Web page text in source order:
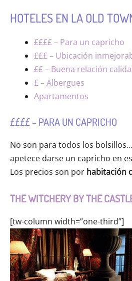
HOTELES EN LA OLD
££££ – Para un capricho
£££ – Ubicación
££ – Buena relación
£ – Albergues
Apartamentos
££££ – PARA UN CAPRICHO
No son para todos los
apetece darse un capricho en
Los precios son por habitación
THE WITCHERY BY THE
[tw-column width=”one-third”]